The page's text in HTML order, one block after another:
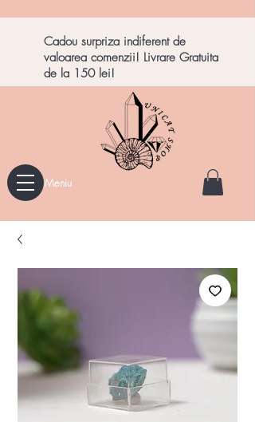
Cadou surpriza indiferent de
valoarea comenzii! Livrare Gratuita
de la 150 lei!
Meniu